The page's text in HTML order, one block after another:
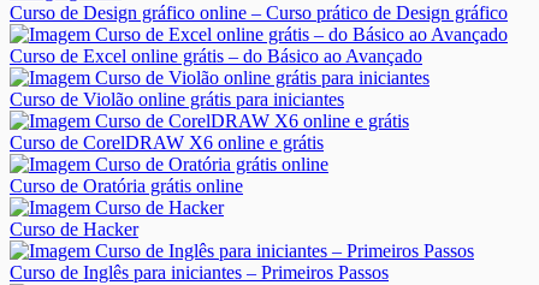
Curso de Design gráfico online – Curso prático de Design gráfico
Curso de Excel online grátis – do Básico ao Avançado
Curso de Violão online grátis para iniciantes
Curso de CorelDRAW X6 online e grátis
Curso de Oratória grátis online
Curso de Hacker
Curso de Inglês para iniciantes – Primeiros Passos